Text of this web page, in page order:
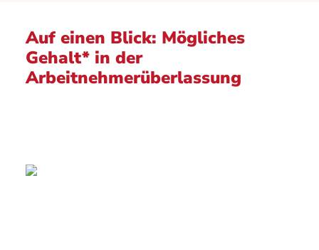
Auf einen Blick: Mögliches
Gehalt* in der
Arbeitnehmerüberlassung